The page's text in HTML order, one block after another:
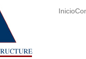
Inicio